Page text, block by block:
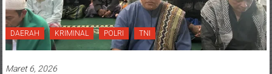
DAERAH KRIMINAL POLRI TNI
Maret 6, 2026